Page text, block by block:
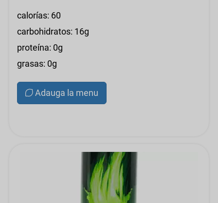
calorías: 60
carbohidratos: 16g
proteína: 0g
grasas: 0g
Adauga la menu